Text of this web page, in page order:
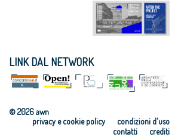
LINK DAL NETWORK
© 2026 awn
condizioni d'uso
privacy e cookie policy
crediti
contatti